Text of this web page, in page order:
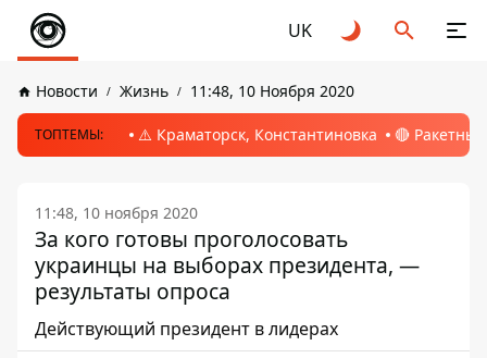
UK
Новости Жизнь 11:48, 10 Ноября 2020
ТОПТЕМЫ: ⚠️ Краматорск, Константиновка 🔴
11:48, 10 ноября 2020
За кого готовы проголосовать
украинцы на выборах президента, —
результаты опроса
Действующий президент в лидерах